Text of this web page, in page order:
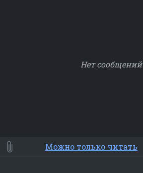
Нет сообщений
⭐ Мои Smile
Смайлики
Люди Животные Еда
Можно только читать